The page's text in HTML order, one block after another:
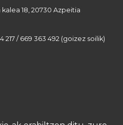
18, 20730 Azpeitia
217 / 669 363 492 (goizez soilik)